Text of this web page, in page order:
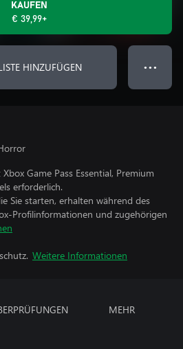
KAUFEN
€ 39,99+
HINZUFÜGEN ● ● ●
Game Pass Essential, Premium
erforderlich.
Sie starten, erhalten während des
Profilinformationen und zugehörigen
Weitere Informationen
MEHR